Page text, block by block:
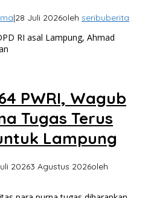
|28 Juli 2026oleh seribuberita
RI asal Lampung, Ahmad
PWRI, Wagub
Tugas Terus
Lampung
20263 Agustus 2026oleh